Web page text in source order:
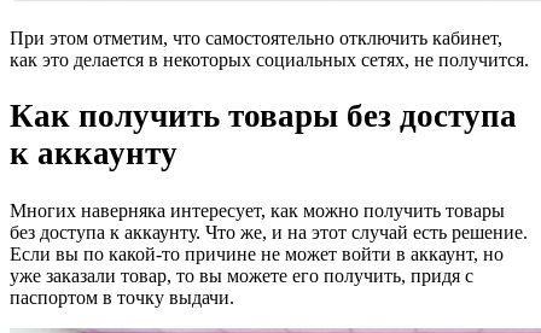
При этом отметим, что самостоятельно отключить кабинет,
как это делается в некоторых социальных сетях, не получится.
Как получить товары без доступа
к аккаунту
Многих наверняка интересует, как можно получить товары
без доступа к аккаунту. Что же, и на этот случай есть решение.
Если вы по какой-то причине не может войти в аккаунт, но
уже заказали товар, то вы можете его получить, придя с
паспортом в точку выдачи.